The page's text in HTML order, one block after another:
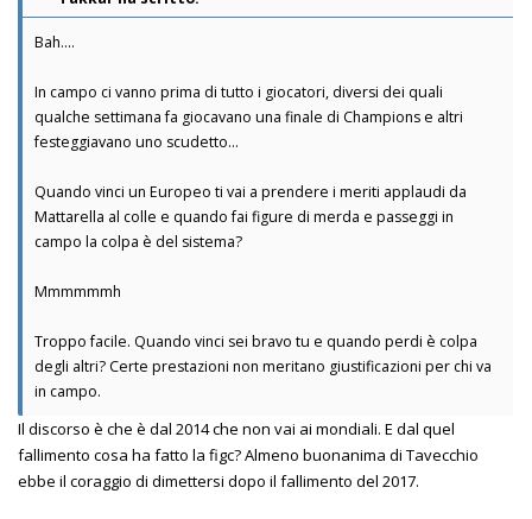
Bah….
In campo ci vanno prima di tutto i giocatori, diversi dei quali
qualche settimana fa giocavano una finale di Champions e altri
festeggiavano uno scudetto…
Quando vinci un Europeo ti vai a prendere i meriti applaudi da
Mattarella al colle e quando fai figure di merda e passeggi in
campo la colpa è del sistema?
Mmmmmmh
Troppo facile. Quando vinci sei bravo tu e quando perdi è colpa
degli altri? Certe prestazioni non meritano giustificazioni per chi va
in campo.
Il discorso è che è dal 2014 che non vai ai mondiali. E dal quel
fallimento cosa ha fatto la figc? Almeno buonanima di Tavecchio
ebbe il coraggio di dimettersi dopo il fallimento del 2017.